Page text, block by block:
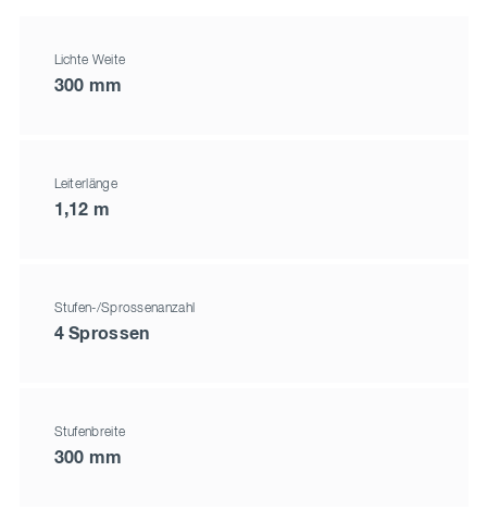
Lichte Weite
300 mm
Leiterlänge
1,12 m
Stufen-/Sprossenanzahl
4 Sprossen
Stufenbreite
300 mm